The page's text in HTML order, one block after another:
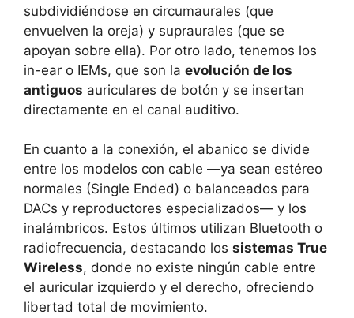
subdividiéndose en circumaurales (que
envuelven la oreja) y supraurales (que se
apoyan sobre ella). Por otro lado, tenemos los
in-ear o IEMs, que son la evolución de los
antiguos auriculares de botón y se insertan
directamente en el canal auditivo.
En cuanto a la conexión, el abanico se divide
entre los modelos con cable —ya sean estéreo
normales (Single Ended) o balanceados para
DACs y reproductores especializados— y los
inalámbricos. Estos últimos utilizan Bluetooth o
radiofrecuencia, destacando los sistemas True
Wireless, donde no existe ningún cable entre
el auricular izquierdo y el derecho, ofreciendo
libertad total de movimiento.